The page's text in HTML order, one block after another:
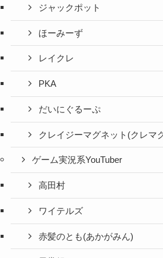
ジャックポット
ほーみーず
レイクレ
PKA
だいにぐるーぷ
クレイジーマグネット(クレマ
ゲーム実況系YouTuber
高田村
ワイテルズ
赤髪のとも(あかがみん)